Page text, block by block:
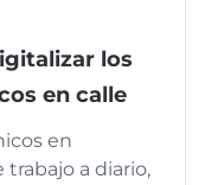
los
en calle
en
a diario,